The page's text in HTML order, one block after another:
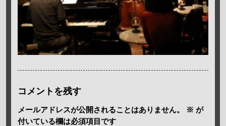
コメントを残す
メールアドレスが公開されることはありません。 ※ が
付いている欄は必須項目です